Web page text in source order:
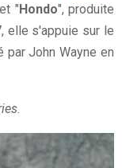
"Hondo", produite
elle s'appuie sur le
John Wayne en